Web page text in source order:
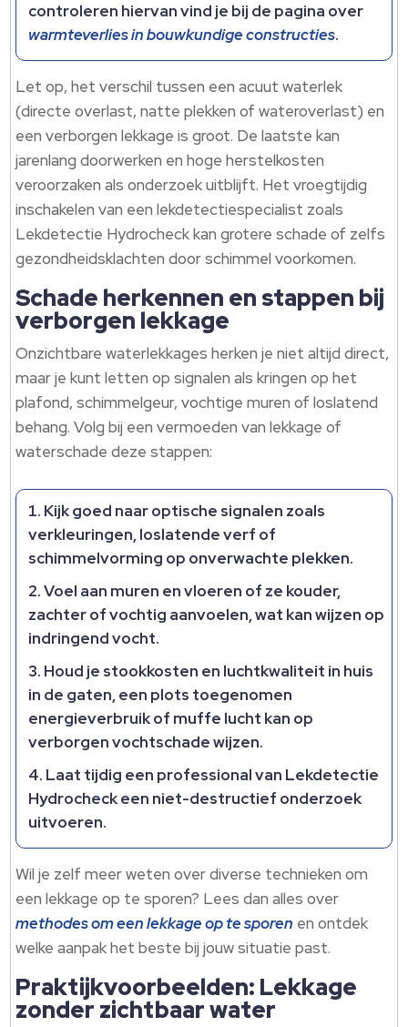
controleren hiervan vind je bij de pagina over
warmteverlies in bouwkundige constructies.
Let op, het verschil tussen een acuut waterlek
(directe overlast, natte plekken of wateroverlast) en
een verborgen lekkage is groot. De laatste kan
jarenlang doorwerken en hoge herstelkosten
veroorzaken als onderzoek uitblijft. Het vroegtijdig
inschakelen van een lekdetectiespecialist zoals
Lekdetectie Hydrocheck kan grotere schade of zelfs
gezondheidsklachten door schimmel voorkomen.
Schade herkennen en stappen bij
verborgen lekkage
Onzichtbare waterlekkages herken je niet altijd direct,
maar je kunt letten op signalen als kringen op het
plafond, schimmelgeur, vochtige muren of loslatend
behang. Volg bij een vermoeden van lekkage of
waterschade deze stappen:
Kijk goed naar optische signalen zoals
verkleuringen, loslatende verf of
schimmelvorming op onverwachte plekken.
Voel aan muren en vloeren of ze kouder,
zachter of vochtig aanvoelen, wat kan wijzen op
indringend vocht.
Houd je stookkosten en luchtkwaliteit in huis
in de gaten, een plots toegenomen
energieverbruik of muffe lucht kan op
verborgen vochtschade wijzen.
Laat tijdig een professional van Lekdetectie
Hydrocheck een niet-destructief onderzoek
uitvoeren.
Wil je zelf meer weten over diverse technieken om
een lekkage op te sporen? Lees dan alles over
methodes om een lekkage op te sporen en ontdek
welke aanpak het beste bij jouw situatie past.
Praktijkvoorbeelden: Lekkage
zonder zichtbaar water